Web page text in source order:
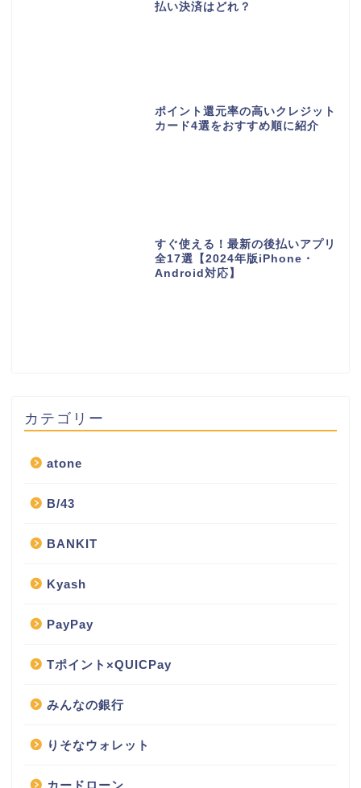
払い決済はどれ？
ポイント還元率の高いクレジット
カード4選をおすすめ順に紹介
すぐ使える！最新の後払いアプリ
全17選【2024年版iPhone・
Android対応】
カテゴリー
atone
B/43
BANKIT
Kyash
PayPay
Tポイント×QUICPay
みんなの銀行
りそなウォレット
カードローン